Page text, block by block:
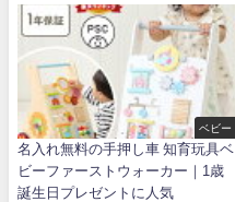
ベビー
名入れ無料の手押し車 知育玩具ベ
ビーファーストウォーカー｜1歳
誕生日プレゼントに人気